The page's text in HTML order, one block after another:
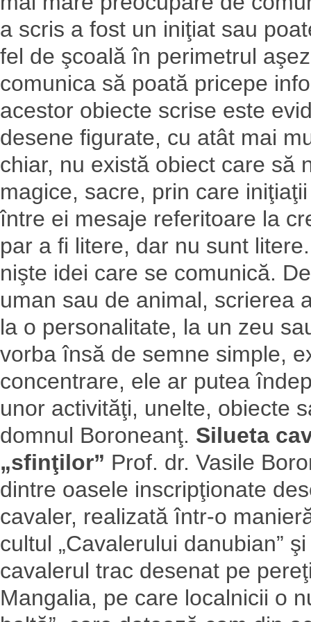
a scris a fost un iniţiat sau
fel de şcoală în perimetrul
comunica să poată pricepe
acestor obiecte scrise este
desene figurate, cu atât mai
chiar, nu există obiect care să
magice, sacre, prin care
între ei mesaje referitoare la
par a fi litere, dar nu sunt
nişte idei care se comunică.
uman sau de animal, scrierea
la o personalitate, la un zeu
vorba însă de semne simple,
concentrare, ele ar putea
unor activităţi, unelte, obiecte
domnul Boroneanţ. Silueta
„sfinţilor” Prof. dr. Vasile
dintre oasele inscripţionate
cavaler, realizată într-o
cultul „Cavalerului danubian”
cavalerul trac desenat pe
Mangalia, pe care localnicii o